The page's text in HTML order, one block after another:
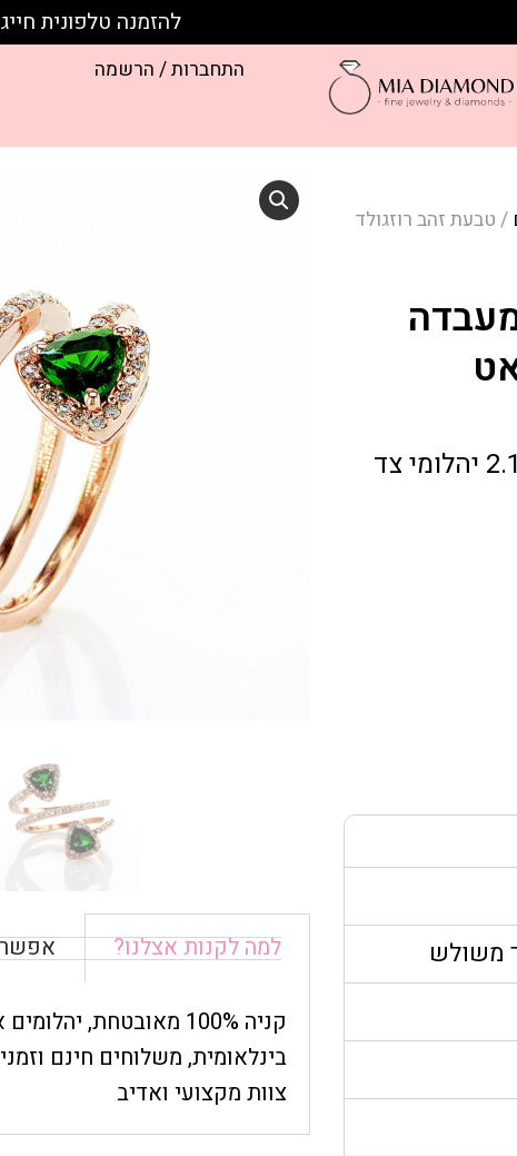
להזמנה טלפונית חייגו: 053-888-
התחברות / הרשמה
/ טבעת זהב רוזגולד
2 אבני חן חיתוך משולש אמרלד 2.10CT 77 יהלומי צד
משולש למה לקנות אצלנו?
קניה 100% מאובטחת,
בינלאומית, משלוחים חינם
צוות מקצועי ואדיב